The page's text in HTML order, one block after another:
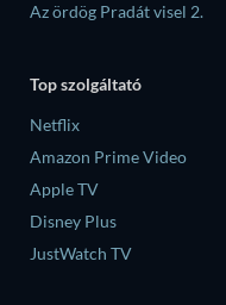
Az ördög Pradát visel 2.
Top szolgáltató
Netflix
Amazon Prime Video
Apple TV
Disney Plus
JustWatch TV